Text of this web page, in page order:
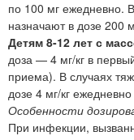
по 100 мг ежедневно.
назначают в дозе 200
Детям 8-12 лет с
доза — 4 мг/кг в
приема). В случаях
дозе 4 мг/кг
Особенности
При инфекции,